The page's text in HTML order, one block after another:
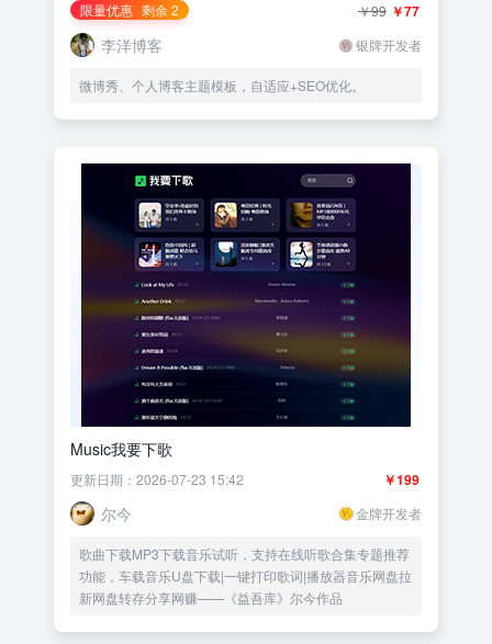
限量优惠 剩余 2 ￥77
￥99
李洋博客 银牌开发者
微博秀、个人博客主题模板，自适应+SEO优化。
Music我要下歌
￥199
更新日期：2026-07-23 15:42
尔今 金牌开发者
歌曲下载MP3下载音乐试听，支持在线听歌合集专题推荐
功能，车载音乐U盘下载|一键打印歌词|播放器音乐网盘拉
新网盘转存分享网赚——《益吾库》尔今作品